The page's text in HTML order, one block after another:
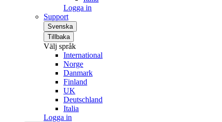
Logga in
Support
Svenska
Tillbaka
Välj språk
International
Norge
Danmark
Finland
UK
Deutschland
Italia
Logga in